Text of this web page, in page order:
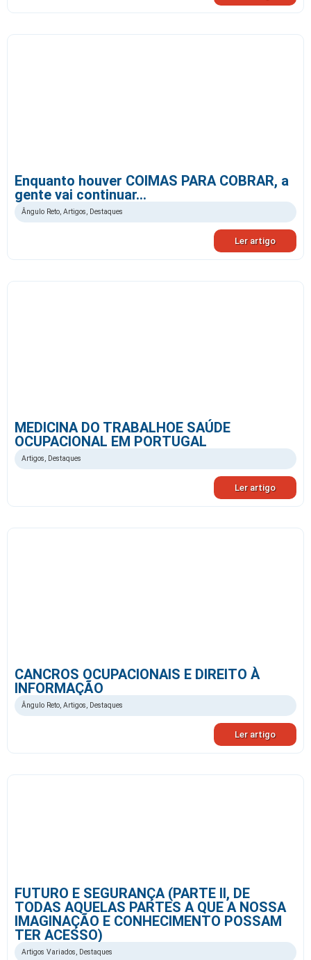
Enquanto houver COIMAS PARA COBRAR, a
gente vai continuar…
Ângulo Reto, Artigos, Destaques
Ler artigo
MEDICINA DO TRABALHOE SAÚDE
OCUPACIONAL EM PORTUGAL
Artigos, Destaques
Ler artigo
CANCROS OCUPACIONAIS E DIREITO À
INFORMAÇÃO
Ângulo Reto, Artigos, Destaques
Ler artigo
FUTURO E SEGURANÇA (PARTE II, DE
TODAS AQUELAS PARTES A QUE A NOSSA
IMAGINAÇÃO E CONHECIMENTO POSSAM
TER ACESSO)
Artigos Variados, Destaques